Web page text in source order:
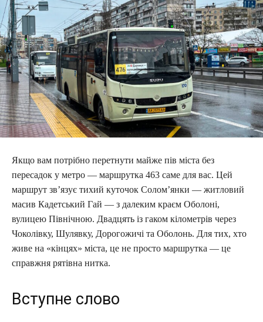
Якщо вам потрібно перетнути майже пів міста без
пересадок у метро — маршрутка 463 саме для вас. Цей
маршрут зв’язує тихий куточок Солом’янки — житловий
масив Кадетський Гай — з далеким краєм Оболоні,
вулицею Північною. Двадцять із гаком кілометрів через
Чоколівку, Шулявку, Дорогожичі та Оболонь. Для тих, хто
живе на «кінцях» міста, це не просто маршрутка — це
справжня рятівна нитка.
Вступне слово